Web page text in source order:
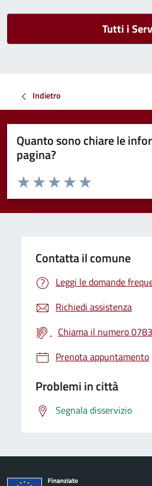
Tutti i
Indietro
Quanto sono chiare le
pagina?
Valuta da 1 a 5 stelle la pagina
Valuta 5 stelle su
Valuta 4 stelle su 5
Valuta 3 stelle su 5
Valuta 2 stelle su 5
Valuta 1 stelle su 5
Contatta il comune
Leggi le domande
Richiedi assistenza
Chiama il numero
Prenota appuntamento
Problemi in città
Segnala disservizio